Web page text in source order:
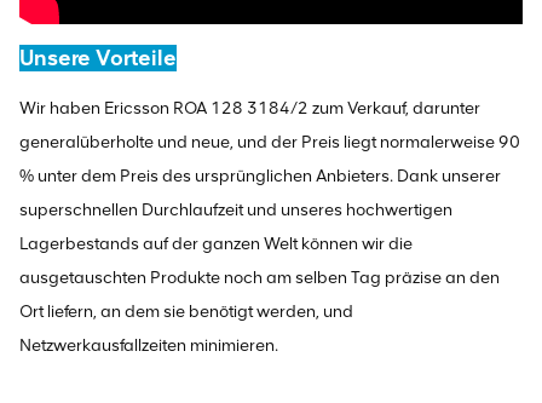
Unsere Vorteile
Wir haben Ericsson ROA 128 3184/2 zum Verkauf, darunter
generalüberholte und neue, und der Preis liegt normalerweise 90
% unter dem Preis des ursprünglichen Anbieters. Dank unserer
superschnellen Durchlaufzeit und unseres hochwertigen
Lagerbestands auf der ganzen Welt können wir die
ausgetauschten Produkte noch am selben Tag präzise an den
Ort liefern, an dem sie benötigt werden, und
Netzwerkausfallzeiten minimieren.